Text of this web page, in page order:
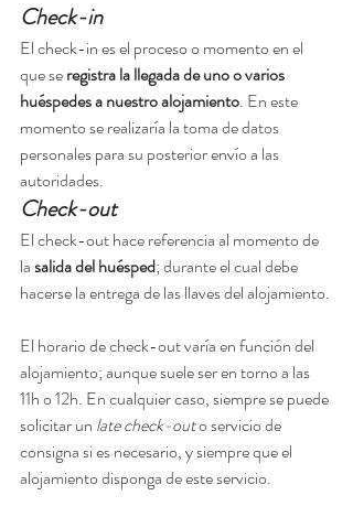
Check-in
El check-in es el proceso o momento en el
que se registra la llegada de uno o varios
huéspedes a nuestro alojamiento. En este
momento se realizaría la toma de datos
personales para su posterior envío a las
autoridades.
Check-out
El check-out hace referencia al momento de
la salida del huésped; durante el cual debe
hacerse la entrega de las llaves del alojamiento.
El horario de check-out varía en función del
alojamiento; aunque suele ser en torno a las
11h o 12h. En cualquier caso, siempre se puede
solicitar un late check-out o servicio de
consigna si es necesario, y siempre que el
alojamiento disponga de este servicio.